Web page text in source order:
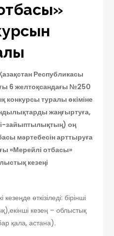
Республикасы
6 желтоқсандағы №250
конкурсы туралы өкіміне
жаңғыртуға,
зайыптылықтың) оң
мәртебесін арттыруға
«Мерейлі отбасы»
кезеңі
өткізіледі: бірінші
кезең – облыстық
қала, астана).